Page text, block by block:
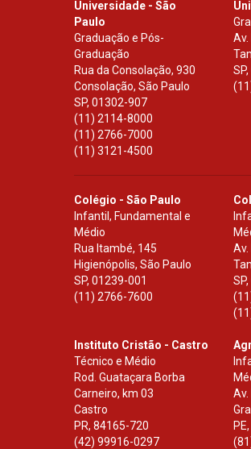
Universidade - São
Paulo
Graduação e Pós-
Graduação
Rua da Consolação, 930
Consolação, São Paulo
SP, 01302-907
(11) 2114-8000
(11) 2766-7000
(11) 3121-4500
SP,
Colégio - São Paulo
Infantil, Fundamental e
Médio
Rua Itambé, 145
Higienópolis, São Paulo
SP, 01239-001
(11) 2766-7600
SP,
Instituto Cristão - Castro
Técnico e Médio
Rod. Guataçara Borba
Carneiro, km 03
Castro
PR, 84165-720
(42) 99916-0297
PE,